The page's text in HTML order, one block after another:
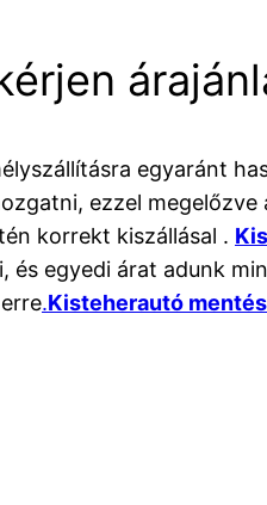
egyaránt
ezzel
korrekt kiszállásal .
egyedi árat adunk
.Kisteherautó